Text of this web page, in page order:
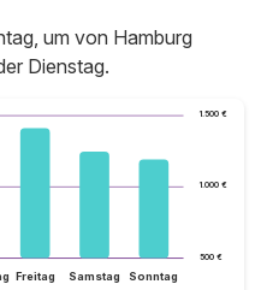
um von Hamburg
Dienstag.
500 €
1.000 €
1.500 €
Freitag Samstag Sonntag